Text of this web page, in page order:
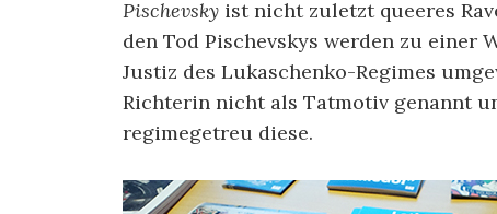
Pischevsky ist nicht zuletzt queeres
den Tod Pischevskys werden zu einer
Justiz des Lukaschenko-Regimes
Richterin nicht als Tatmotiv genannt
regimegetreu diese.